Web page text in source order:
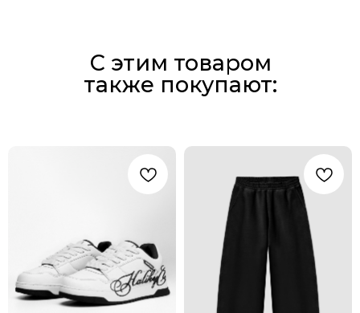
С этим товаром
также покупают: